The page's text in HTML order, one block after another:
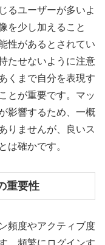
るユーザーが多いよ
を少し加えること
性があるとされてい
たせないように注意
くまで自分を表現す
とが重要です。マッ
影響するため、一概
りませんが、良いス
は確かです。
重要性
頻度やアクティブ度